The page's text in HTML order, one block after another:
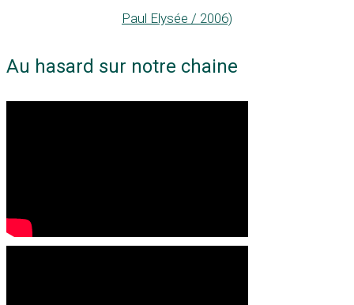
Paul Elysée / 2006)
Au hasard sur notre chaine